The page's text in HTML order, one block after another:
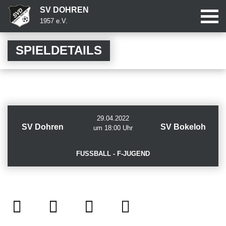
SV DOHREN
1957 e.V.
SPIELDETAILS
SV Dohren
29.04.2022
um 18:00 Uhr
SV Bokeloh
FUSSBALL - F-JUGEND